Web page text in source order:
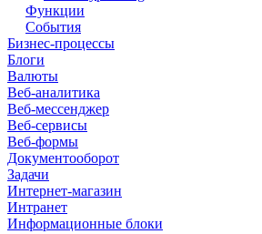
Функции
События
Бизнес-процессы
Блоги
Валюты
Веб-аналитика
Веб-мессенджер
Веб-сервисы
Веб-формы
Документооборот
Задачи
Интернет-магазин
Интранет
Информационные блоки